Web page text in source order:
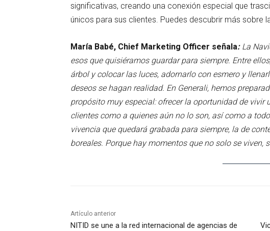
significativas, creando una conexión especial que
únicos para sus clientes. Puedes descubrir más sobre
María Babé, Chief Marketing Officer señala:La
esos que quisiéramos guardar para siempre. Entre
árbol y colocar las luces, adornarlo con esmero y
deseos se hagan realidad. En Generali, hemos
propósito muy especial: ofrecer la oportunidad de vivir
clientes como a quienes aún no lo son, así como a
vivencia que quedará grabada para siempre, la de
boreales. Porque hay momentos que no solo se viven,
Artículo anterior
NITID se une a la red internacional de agencias de